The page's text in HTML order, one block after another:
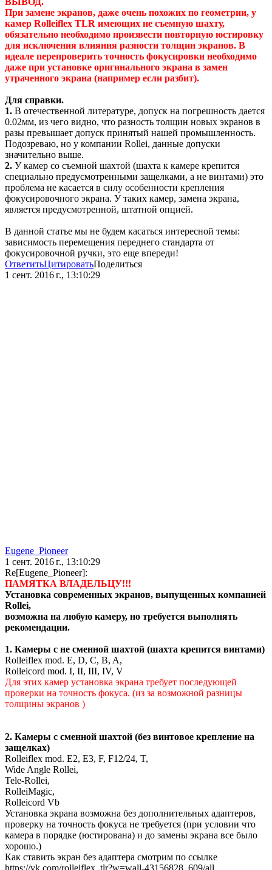
При замене экранов, даже очень похожих по геометрии, у
камер Rolleiflex TLR имеющих не съемную шахту,
обязательно необходимо произвести повторную юстировку
для исключения влияния разности толщин экранов. В
идеале перепроверить точность фокусировки необходимо
даже при установке оригинального экрана в замен
утраченного экрана (например если разбит).
Для справки.
1. В отечественной литературе, допуск на погрешность дается
0.02мм, из чего видно, что разность толщин новых экранов в
разы превышает допуск принятый нашей промышленность.
Подозреваю, но у компании Rollei, данные допуски
значительно выше.
2. У камер со съемной шахтой (шахта к камере крепится
специально предусмотренными защелками, а не винтами) это
проблема не касается в силу особенности крепления
фокусировочного экрана. У таких камер, замена экрана,
является предусмотренной, штатной опцией.
В данной статье мы не будем касаться интересной темы:
зависимость перемещения переднего стандарта от
фокусировочной ручки, это еще впереди!
ОтветитьЦитироватьПоделиться
1 сент. 2016 г., 13:10:29
Eugene_Pioneer
1 сент. 2016 г., 13:10:29
Re[Eugene_Pioneer]:
ПАМЯТКА ВЛАДЕЛЬЦУ!!!
Установка современных экранов, выпущенных компанией
Rollei,
возможна на любую камеру, но требуется выполнять
рекомендации.
1. Камеры c не сменной шахтой (шахта крепится винтами)
Rolleiflex mod. E, D, C, B, A,
Rolleicord mod. I, II, III, IV, V
Для этих камер установка экрана требует последующей
проверки на точность фокуса. (из за возможной разницы
толщины экранов )
2. Камеры с сменной шахтой (без винтовое крепление на
защелках)
Rolleiflex mod. E2, E3, F, F12/24, T,
Wide Angle Rollei,
Tele-Rollei,
RolleiMagic,
Rolleicord Vb
Установка экрана возможна без дополнительных адаптеров,
проверку на точность фокуса не требуется (при условии что
камера в порядке (юстирована) и до замены экрана все было
хорошо.)
Как ставить экран без адаптера смотрим по ссылке